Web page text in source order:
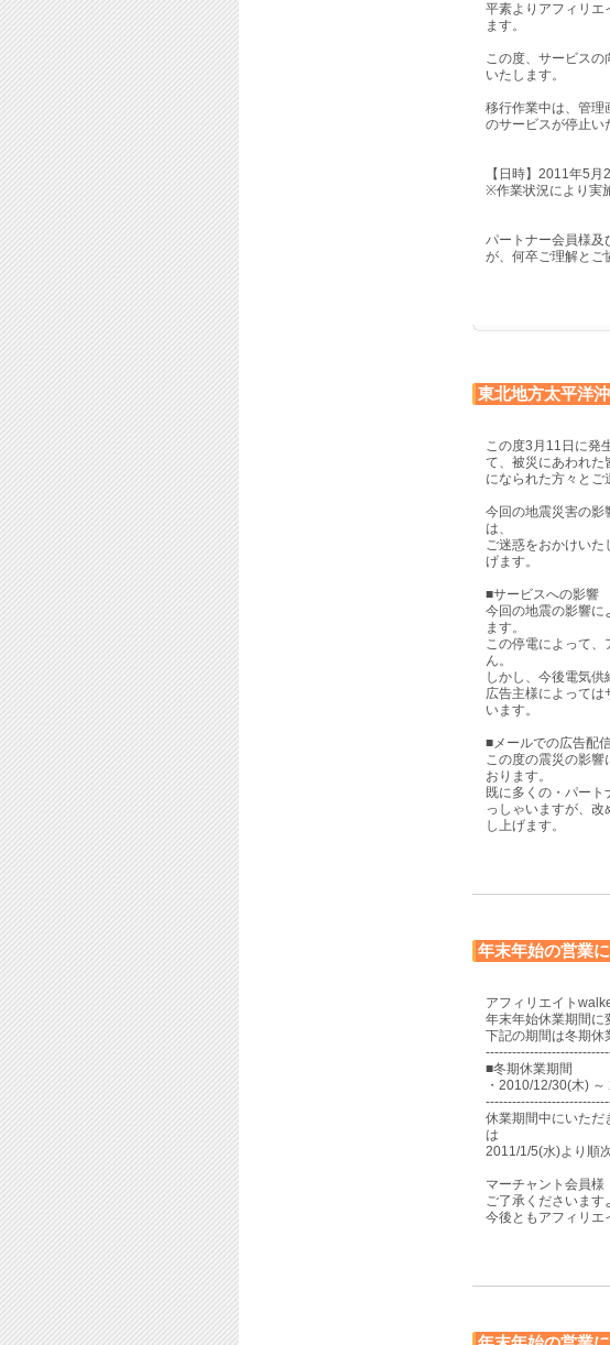
平素よりアフィリエ
ます。
この度、サービス
いたします。
移行作業中は、管理
のサービスが停止い
【日時】2011年5
※作業状況により実
パートナー会員様及
が、何卒ご理解とご
東北地方太平洋
この度3月11日に発
て、被災にあわれた
になられた方々とご
今回の地震災害の影
は、
ご迷惑をおかけいた
げます。
■サービスへの影響
今回の地震の影響に
ます。
この停電によって
ん。
しかし、今後電気供
広告主様によって
います。
■メールでの広告配
この度の震災の影響
おります。
既に多くの・パート
っしゃいますが、
し上げます。
年末年始の営業
アフィリエイト
年末年始休業期間に
下記の期間は冬期休
■冬期休業期間
・2010/12/30(木)
休業期間中にいただ
は
2011/1/5(水)より順
マーチャント会員様
ご了承くださいます
今後ともアフィリエ